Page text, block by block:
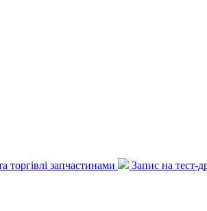
торгівлі запчастинами Запис на тест-